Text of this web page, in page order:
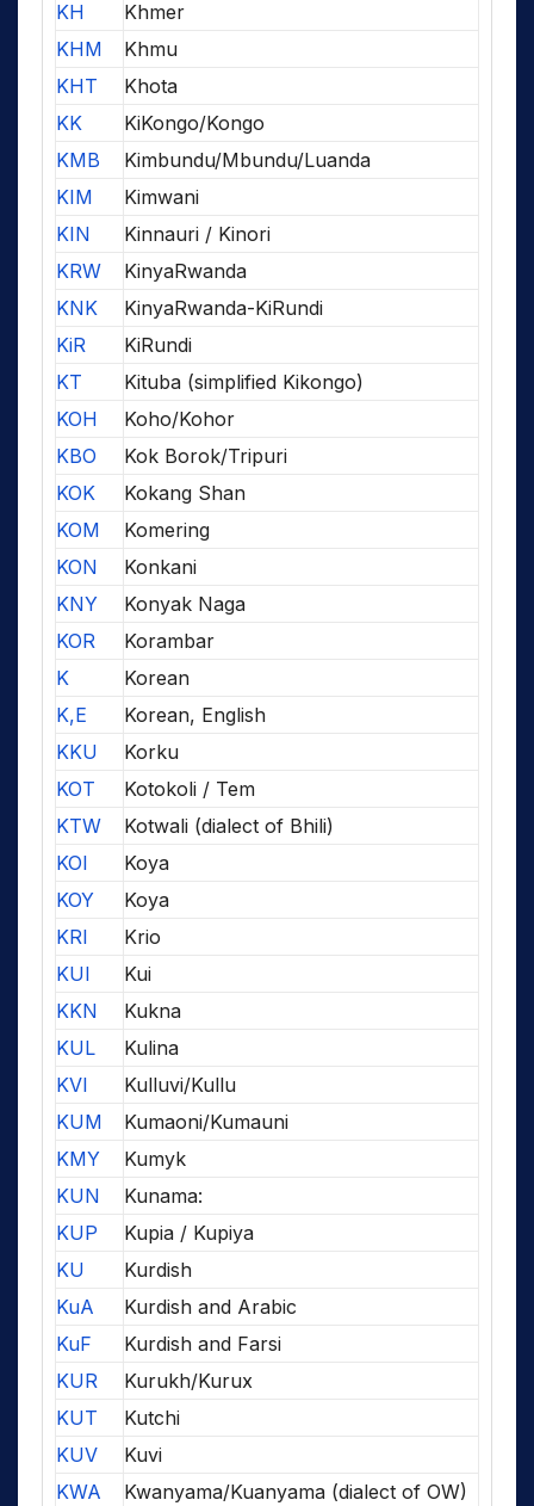
KH
Khmer
KHM
Khmu
KHT
Khota
KK
KiKongo/Kongo
KMB
Kimbundu/Mbundu/Luanda
KIM
Kimwani
KIN
Kinnauri / Kinori
KRW
KinyaRwanda
KNK
KinyaRwanda-KiRundi
KiR
KiRundi
KT
Kituba (simplified Kikongo)
KOH
Koho/Kohor
KBO
Kok Borok/Tripuri
KOK
Kokang Shan
KOM
Komering
KON
Konkani
KNY
Konyak Naga
KOR
Korambar
K
Korean
K,E
Korean, English
KKU
Korku
KOT
Kotokoli / Tem
KTW
Kotwali (dialect of Bhili)
KOI
Koya
KOY
Koya
KRI
Krio
KUI
Kui
KKN
Kukna
KUL
Kulina
KVI
Kulluvi/Kullu
KUM
Kumaoni/Kumauni
KMY
Kumyk
KUN
Kunama:
KUP
Kupia / Kupiya
KU
Kurdish
KuA
Kurdish and Arabic
KuF
Kurdish and Farsi
KUR
Kurukh/Kurux
KUT
Kutchi
KUV
Kuvi
KWA
Kwanyama/Kuanyama (dialect of OW)